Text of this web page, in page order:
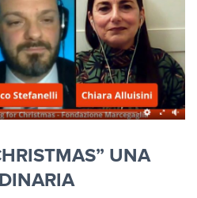
UNA